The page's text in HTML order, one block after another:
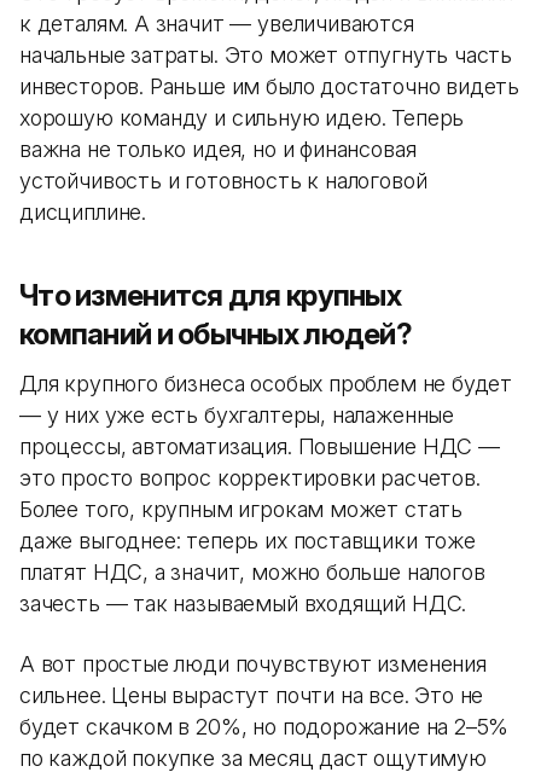
к деталям. А значит — увеличиваются
начальные затраты. Это может отпугнуть часть
инвесторов. Раньше им было достаточно видеть
хорошую команду и сильную идею. Теперь
важна не только идея, но и финансовая
устойчивость и готовность к налоговой
дисциплине.
Что изменится для крупных
компаний и обычных людей?
Для крупного бизнеса особых проблем не будет
— у них уже есть бухгалтеры, налаженные
процессы, автоматизация. Повышение НДС —
это просто вопрос корректировки расчетов.
Более того, крупным игрокам может стать
даже выгоднее: теперь их поставщики тоже
платят НДС, а значит, можно больше налогов
зачесть — так называемый входящий НДС.
А вот простые люди почувствуют изменения
сильнее. Цены вырастут почти на все. Это не
будет скачком в 20%, но подорожание на 2–5%
по каждой покупке за месяц даст ощутимую